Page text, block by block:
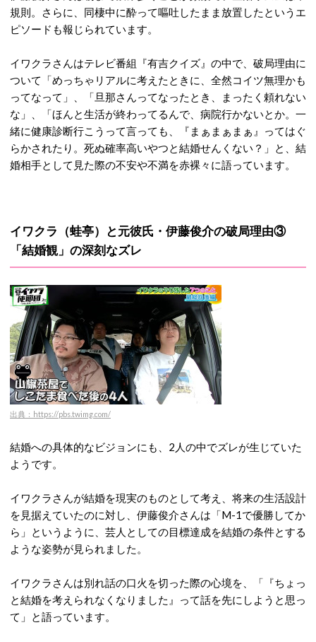
規則。
さらに、同棲中に酔って嘔吐したまま放置したというエ
ピソードも報じられています。
イワクラさんはテレビ番組『有吉クイズ』の中で、破局理由に
ついて「めっちゃリアルに考えたときに、全然コイツ無理かも
ってなって」、「旦那さんってなったとき、まったく頼れない
な」、「ほんと生活が終わってるんで、病院行かないとか。一
緒に健康診断行こうって言っても、『まぁまぁまぁ』ってはぐ
らかされたり。死ぬ確率高いやつと結婚せんくない？」と、結
婚相手として見た際の不安や不満を赤裸々に語っています。
イワクラ（蛙亭）と元彼氏・伊藤俊介の破局理由③
「結婚観」の深刻なズレ
出典：https://pbs.twimg.com/
結婚への具体的なビジョンにも、2人の中でズレが生じていた
ようです。
イワクラさんが結婚を現実のものとして考え、将来の生活設計
を見据えていたのに対し、伊藤俊介さんは「M-1で優勝してか
ら」というように、芸人としての目標達成を結婚の条件とする
ような姿勢が見られました。
イワクラさんは別れ話の口火を切った際の心境を、「『ちょっ
と結婚を考えられなくなりました』って話を先にしようと思っ
て」と語っています。